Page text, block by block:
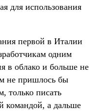
для использования
первой в Италии
одним
в облако и больше не
не пришлось бы
только писать
командой, а дальше